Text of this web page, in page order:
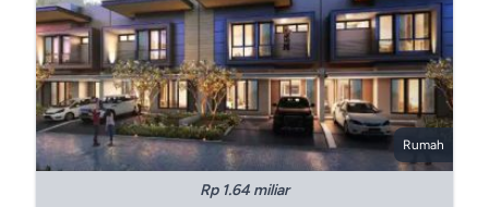
Rumah
Rp 1.64 miliar